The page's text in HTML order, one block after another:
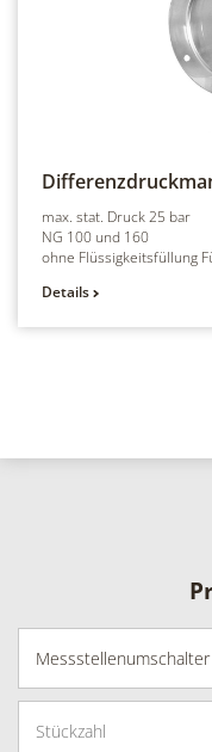
max. stat. Druck 25 bar
NG 100 und 160
ohne Flüssigkeitsfüllung
Details